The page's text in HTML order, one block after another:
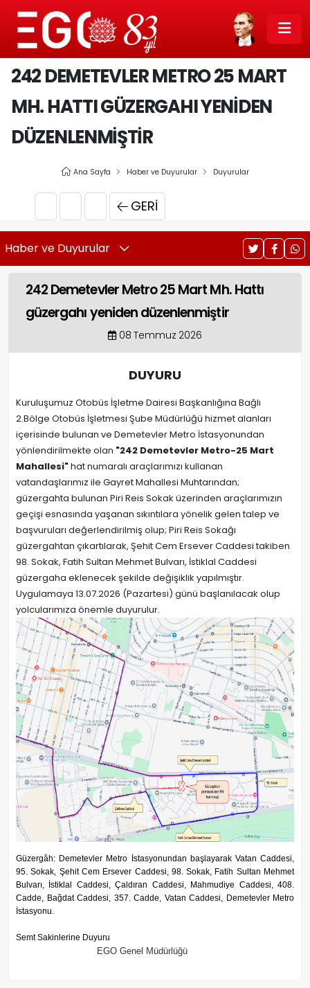
242 DEMETEVLER METRO 25 MART
MH. HATTI GÜZERGAHI YENIDEN
DÜZENLENMIŞTIR
Ana Sayfa Haber ve Duyurular Duyurular
GERI
Haber ve Duyurular
242 Demetevler Metro 25 Mart Mh. Hattı
güzergahı yeniden düzenlenmiştir
08 Temmuz 2026
DUYURU
Kuruluşumuz Otobüs İşletme Dairesi Başkanlığına Bağlı
2.Bölge Otobüs İşletmesi Şube Müdürlüğü hizmet alanları
içerisinde bulunan ve Demetevler Metro İstasyonundan
yönlendirilmekte olan "242 Demetevler Metro-25 Mart
Mahallesi"hat numaralı araçlarımızı kullanan
vatandaşlarımız ile Gayret Mahallesi Muhtarından;
güzergahta bulunan Piri Reis Sokak üzerinden araçlarımızın
geçişi esnasında yaşanan sıkıntılara yönelik gelen talep ve
başvuruları değerlendirilmiş olup; Piri Reis Sokağı
güzergahtan çıkartılarak, Şehit Cem Ersever Caddesi takiben
98. Sokak, Fatih Sultan Mehmet Bulvarı, İstiklal Caddesi
güzergaha eklenecek şekilde değişiklik yapılmıştır.
Uygulamaya 13.07.2026 (Pazartesi) günü başlanılacak olup
yolcularımıza önemle duyurulur.
Güzergâh: Demetevler Metro İstasyonundan başlayarak Vatan Caddesi,
95. Sokak, Şehit Cem Ersever Caddesi, 98. Sokak, Fatih Sultan Mehmet
Bulvarı, İstiklal Caddesi, Çaldıran Caddesi, Mahmudiye Caddesi, 408.
Cadde, Bağdat Caddesi, 357. Cadde, Vatan Caddesi, Demetevler Metro
İstasyonu.
Semt Sakinlerine Duyuru
EGO Genel Müdürlüğü